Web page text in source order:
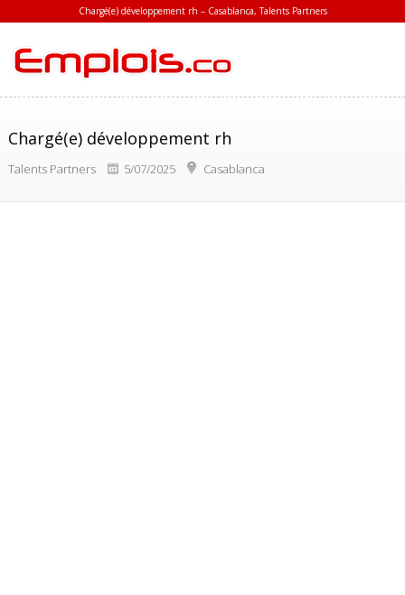
Chargé(e) développement rh – Casablanca, Talents Partners
Chargé(e) développement rh
Talents Partners 5/07/2025 Casablanca